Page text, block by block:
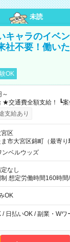
未読
キャラのイベ
不要！働い
OK
～
あり） ┗働いたその日
払い分を引き落とせます！ 【試
支給あり
区
市大宮区錦町（最寄り
ンベルウッズ
なし
働時間160時間/月 【シフト例】 ・8
OK
/ 日払いOK / 副業・W